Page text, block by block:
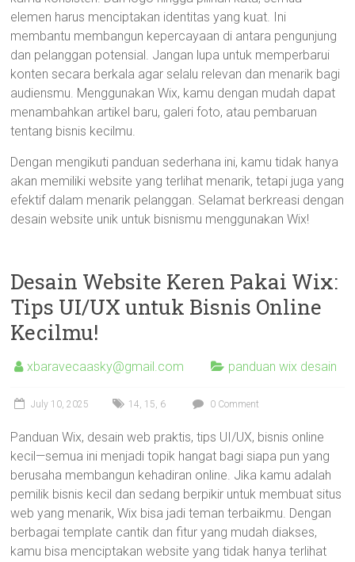
elemen harus menciptakan identitas yang kuat. Ini
membantu membangun kepercayaan di antara pengunjung
dan pelanggan potensial. Jangan lupa untuk memperbarui
konten secara berkala agar selalu relevan dan menarik bagi
audiensmu. Menggunakan Wix, kamu dengan mudah dapat
menambahkan artikel baru, galeri foto, atau pembaruan
tentang bisnis kecilmu.
Dengan mengikuti panduan sederhana ini, kamu tidak hanya
akan memiliki website yang terlihat menarik, tetapi juga yang
efektif dalam menarik pelanggan. Selamat berkreasi dengan
desain website unik untuk bisnismu menggunakan Wix!
Desain Website Keren Pakai Wix:
Tips UI/UX untuk Bisnis Online
Kecilmu!
xbaravecaasky@gmail.com panduan wix desain
July 10, 2025 14, 15, 6 0 Comment
Panduan Wix, desain web praktis, tips UI/UX, bisnis online
kecil—semua ini menjadi topik hangat bagi siapa pun yang
berusaha membangun kehadiran online. Jika kamu adalah
pemilik bisnis kecil dan sedang berpikir untuk membuat situs
web yang menarik, Wix bisa jadi teman terbaikmu. Dengan
berbagai template cantik dan fitur yang mudah diakses,
kamu bisa menciptakan website yang tidak hanya terlihat